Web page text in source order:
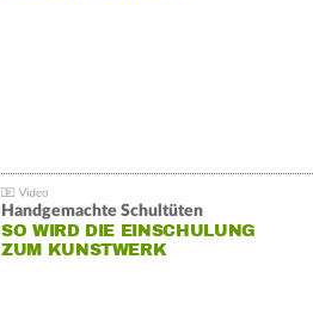
Handgemachte Schultüten
SO WIRD DIE EINSCHULUNG
ZUM KUNSTWERK